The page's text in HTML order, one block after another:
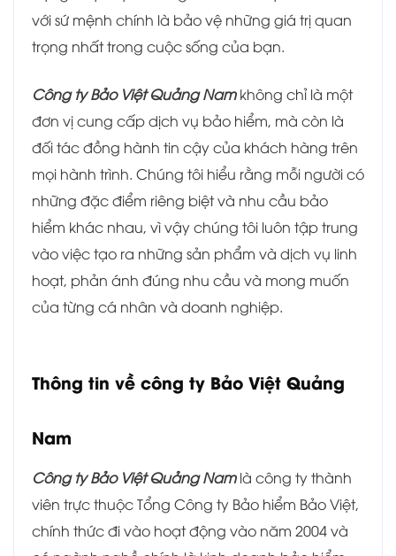
với sứ mệnh chính là bảo vệ những giá trị quan
trọng nhất trong cuộc sống của bạn.
Công ty Bảo Việt Quảng Namkhông chỉ là một
đơn vị cung cấp dịch vụ bảo hiểm, mà còn là
đối tác đồng hành tin cậy của khách hàng trên
mọi hành trình. Chúng tôi hiểu rằng mỗi người có
những đặc điểm riêng biệt và nhu cầu bảo
hiểm khác nhau, vì vậy chúng tôi luôn tập trung
vào việc tạo ra những sản phẩm và dịch vụ linh
hoạt, phản ánh đúng nhu cầu và mong muốn
của từng cá nhân và doanh nghiệp.
Thông tin về công ty Bảo Việt Quảng
Nam
Công ty Bảo Việt Quảng Namlà công ty thành
viên trực thuộc Tổng Công ty Bảo hiểm Bảo Việt,
chính thức đi vào hoạt động vào năm 2004 và